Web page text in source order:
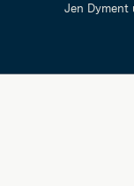
Jen Dyment